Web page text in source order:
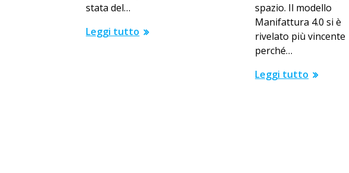
stata del…
Leggi tutto
spazio. Il modello
Manifattura 4.0 si è
rivelato più vincente
perché…
Leggi tutto